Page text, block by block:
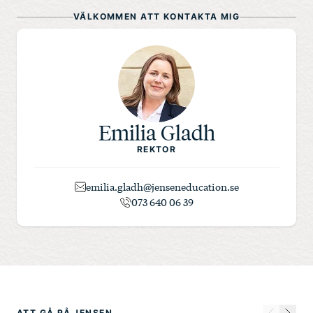
VÄLKOMMEN ATT KONTAKTA MIG
Emilia Gladh
REKTOR
emilia.gladh@jenseneducation.se
073 640 06 39